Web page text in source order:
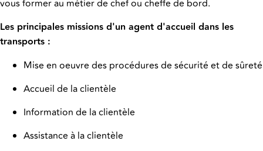
vous former au métier de chef ou cheffe de bord.
Les principales missions d'un agent d'accueil dans les
transports :
Mise en oeuvre des procédures de sécurité et de sûreté
Accueil de la clientèle
Information de la clientèle
Assistance à la clientèle